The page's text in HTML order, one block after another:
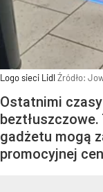
Logo sieci Lidl Źródło:
Ostatnimi
gadżetu mogą
promocyjnej